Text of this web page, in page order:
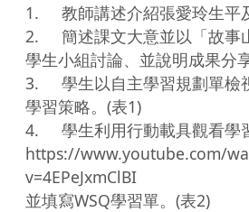
1.	教師講述介紹張愛玲生平及重要著作
2.	簡述課文大意並以「故事山」敘事結構引導
學生小組討論、並說明成果分
3.	學生以自主學習規劃單檢視學習目標與選擇
學習策略。(表1)
4.	學生利用行動載具觀看學習影片：
https://www.youtube.com/
v=4EPeJxmClBI
並填寫WSQ學習單。(表2)